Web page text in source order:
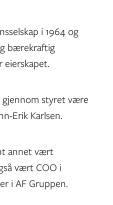
i 1964 og
bærekraftig
styret være
Erik Karlsen.
annet vært
vært COO i
i AF Gruppen.